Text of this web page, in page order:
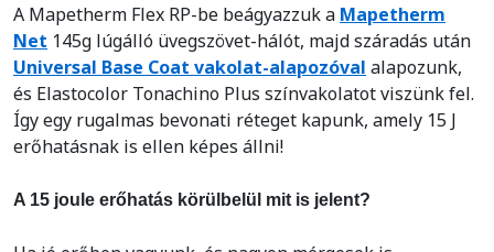
A Mapetherm Flex RP-be beágyazzuk a Mapetherm
Net 145g lúgálló üvegszövet-hálót, majd száradás után
Universal Base Coat vakolat-alapozóval alapozunk,
és Elastocolor Tonachino Plus színvakolatot viszünk fel.
Így egy rugalmas bevonati réteget kapunk, amely 15 J
erőhatásnak is ellen képes állni!
A 15 joule erőhatás körülbelül mit is jelent?